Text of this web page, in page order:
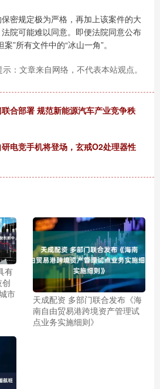
密规定极为严格，再加上该案件的大
院可能难以同意。即便法院同意公布
”所有文件中的“冰山一角”。
：文章来自网络，不代表本站观点。
合部署 规范新能源汽车产业竞争秩
电竞手机将登场，玄戒O2处理器性
有
市
天成配资 多部门联合发布《海
南自由贸易港跨境资产管理试
点业务实施细则》